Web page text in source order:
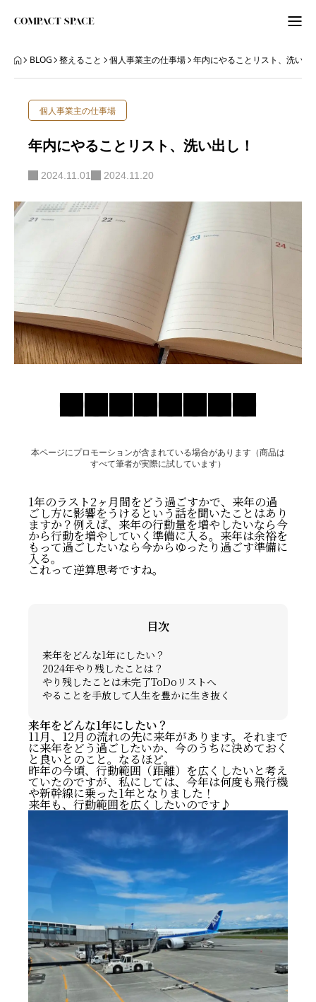
わたしのこと
BLOG
ABOUT LETTER
ニュースレター
お問い合わせ
BLOG 整えること 個人事業主の仕事場 年内にやることリスト、洗い出
個人事業主の仕事場
年内にやることリスト、洗い出し！
2024.11.01 2024.11.20
本ページにプロモーションが含まれている場合があります（商品は
すべて筆者が実際に試しています）
1年のラスト2ヶ月間をどう過ごすかで、来年の過
ごし方に影響をうけるという話を聞いたことはあり
ますか？例えば、来年の行動量を増やしたいなら今
から行動を増やしていく準備に入る。来年は余裕を
もって過ごしたいなら今からゆったり過ごす準備に
入る。
これって逆算思考ですね。
目次
来年をどんな1年にしたい？
2024年やり残したことは？
やり残したことは未完了ToDoリストへ
やることを手放して人生を豊かに生き抜く
来年をどんな1年にしたい？
11月、12月の流れの先に来年があります。それまで
に来年をどう過ごしたいか、今のうちに決めておく
と良いとのこと。なるほど。
昨年の今頃、行動範囲（距離）を広くしたいと考え
ていたのですが、私にしては、今年は何度も飛行機
や新幹線に乗った1年となりました！
来年も、行動範囲を広くしたいのです♪